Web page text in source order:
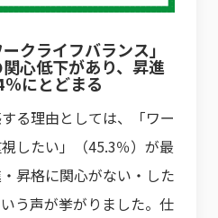
クライフバランス」
心低下があり、昇進
にとどまる
る理由としては、「ワー
したい」（45.3％）が最
昇格に関心がない・した
う声が挙がりました。仕